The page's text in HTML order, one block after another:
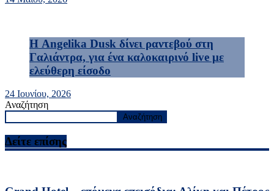
Η Angelika Dusk δίνει ραντεβού στη
Γαλιάντρα, για ένα καλοκαιρινό live με
ελεύθερη είσοδο
24 Ιουνίου, 2026
Αναζήτηση
Αναζήτηση
Δείτε επίσης